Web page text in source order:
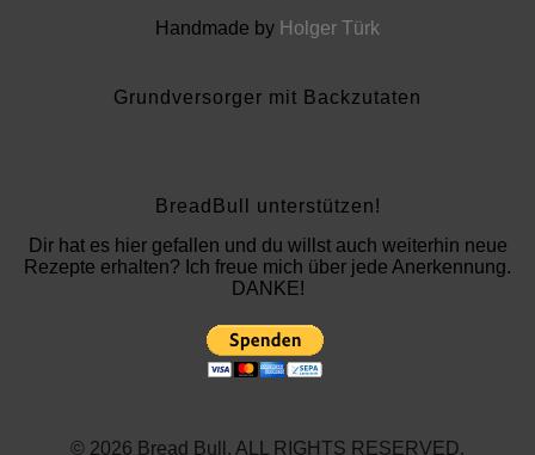
Handmade by Holger Türk
Grundversorger mit Backzutaten
BreadBull unterstützen!
Dir hat es hier gefallen und du willst auch weiterhin neue
Rezepte erhalten? Ich freue mich über jede Anerkennung.
DANKE!
© 2026 Bread Bull. ALL RIGHTS RESERVED.